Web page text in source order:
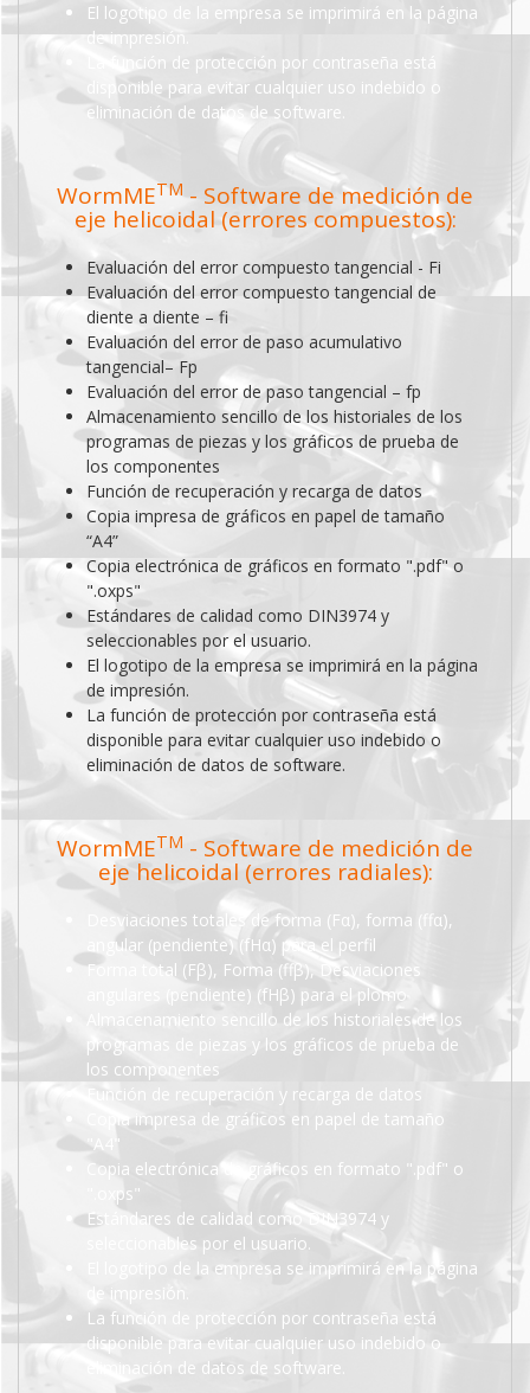
El logotipo de la empresa se imprimirá en la página
de impresión.
La función de protección por contraseña está
disponible para evitar cualquier uso indebido o
eliminación de datos de software.
WormMETM - Software de medición de
eje helicoidal (errores compuestos):
Evaluación del error compuesto tangencial - Fi
Evaluación del error compuesto tangencial de
diente a diente – fi
Evaluación del error de paso acumulativo
tangencial– Fp
Evaluación del error de paso tangencial – fp
Almacenamiento sencillo de los historiales de los
programas de piezas y los gráficos de prueba de
los componentes
Función de recuperación y recarga de datos
Copia impresa de gráficos en papel de tamaño
“A4”
Copia electrónica de gráficos en formato ".pdf" o
".oxps"
Estándares de calidad como DIN3974 y
seleccionables por el usuario.
El logotipo de la empresa se imprimirá en la página
de impresión.
La función de protección por contraseña está
disponible para evitar cualquier uso indebido o
eliminación de datos de software.
WormMETM - Software de medición de
eje helicoidal (errores radiales):
Desviaciones totales de forma (Fα), forma (ffα),
angular (pendiente) (fHα) para el perfil
Forma total (Fβ), Forma (ffβ), Desviaciones
angulares (pendiente) (fHβ) para el plomo
Almacenamiento sencillo de los historiales de los
programas de piezas y los gráficos de prueba de
los componentes
Función de recuperación y recarga de datos
Copia impresa de gráficos en papel de tamaño
"A4"
Copia electrónica de gráficos en formato ".pdf" o
".oxps"
Estándares de calidad como DIN3974 y
seleccionables por el usuario.
El logotipo de la empresa se imprimirá en la página
de impresión.
La función de protección por contraseña está
disponible para evitar cualquier uso indebido o
eliminación de datos de software.